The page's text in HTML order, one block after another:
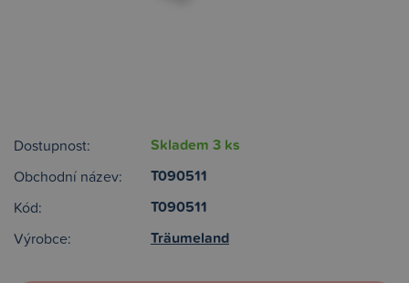
Dostupnost: Skladem 3 ks
Obchodní název: T090511
Kód: T090511
Výrobce: Träumeland